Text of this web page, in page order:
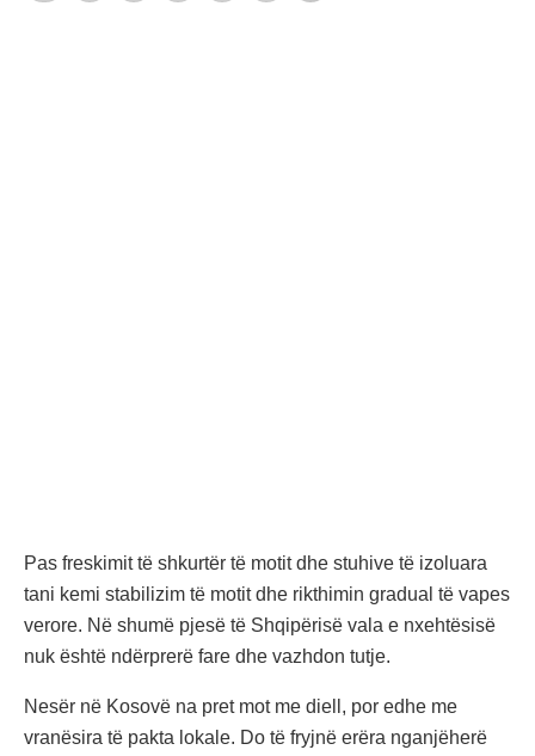
Pas freskimit të shkurtër të motit dhe stuhive të izoluara
tani kemi stabilizim të motit dhe rikthimin gradual të vapes
verore. Në shumë pjesë të Shqipërisë vala e nxehtësisë
nuk është ndërprerë fare dhe vazhdon tutje.
Nesër në Kosovë na pret mot me diell, por edhe me
vranësira të pakta lokale. Do të fryjnë erëra nganjëherë